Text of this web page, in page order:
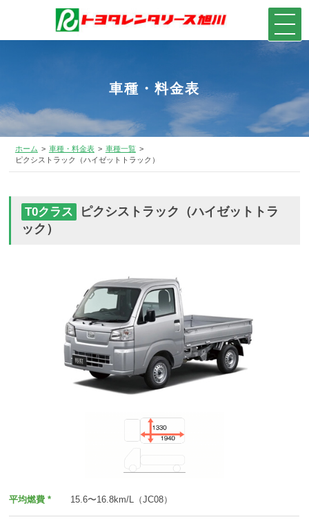
車種・料金表
ホーム 車種・料金表
車種一覧
ピクシストラック（ハイゼットトラック）
T0クラス
ピクシストラック（ハイゼットトラ
ック）
平均燃費 * 15.6〜16.8km/L（JC08）